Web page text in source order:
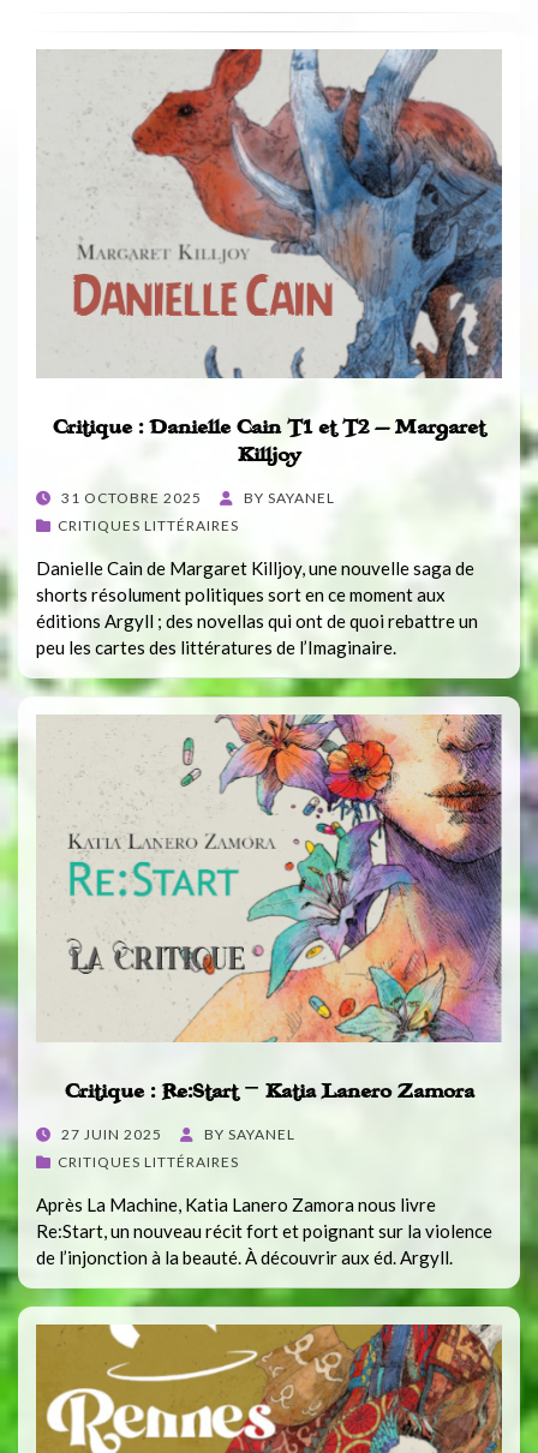
Critique : Danielle Cain T1 et T2 – Margaret
Killjoy
POSTED
ON
31 OCTOBRE 2025 BY SAYANEL
CRITIQUES LITTÉRAIRES
Danielle Cain de Margaret Killjoy, une nouvelle saga de
shorts résolument politiques sort en ce moment aux
éditions Argyll ; des novellas qui ont de quoi rebattre un
peu les cartes des littératures de l’Imaginaire.
Critique : Re:Start − Katia Lanero Zamora
POSTED
ON
27 JUIN 2025 BY SAYANEL
CRITIQUES LITTÉRAIRES
Après La Machine, Katia Lanero Zamora nous livre
Re:Start, un nouveau récit fort et poignant sur la violence
de l’injonction à la beauté. À découvrir aux éd. Argyll.